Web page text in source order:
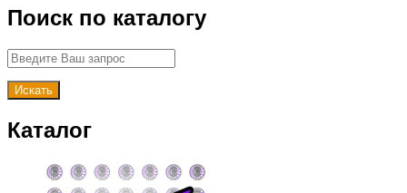
Поиск по каталогу
Каталог